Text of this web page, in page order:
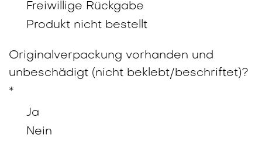
Freiwillige Rückgabe
Produkt nicht bestellt
Originalverpackung vorhanden und
unbeschädigt (nicht beklebt/beschriftet)?
*
Ja
Nein